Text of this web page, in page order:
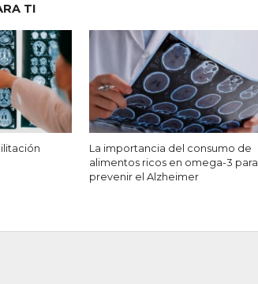
TI
La importancia del consumo de
alimentos ricos en omega-3 para
prevenir el Alzheimer